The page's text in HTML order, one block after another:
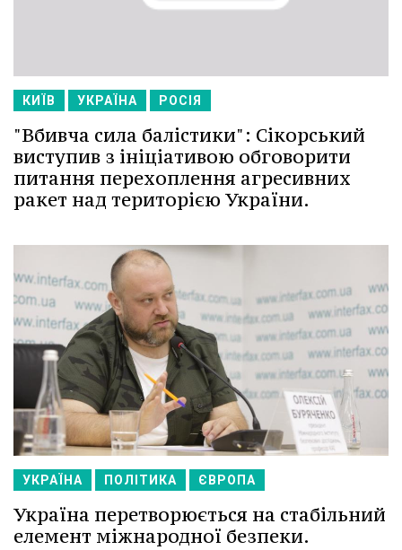
КИЇВ УКРАЇНА РОСІЯ
"Вбивча сила балістики": Сікорський
виступив з ініціативою обговорити
питання перехоплення агресивних
ракет над територією України.
УКРАЇНА ПОЛІТИКА ЄВРОПА
Україна перетворюється на стабільний
елемент міжнародної безпеки.